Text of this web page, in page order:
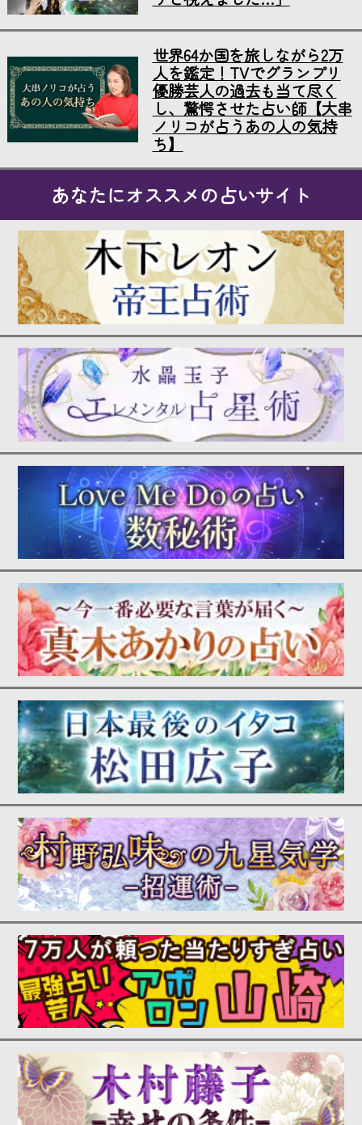
世界64か国を旅しながら2万
人を鑑定！TVでグランプリ
優勝芸人の過去も当て尽く
し、驚愕させた占い師【大串
ノリコが占うあの人の気持
ち】
あなたにオススメの占いサイト